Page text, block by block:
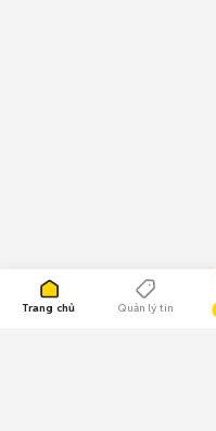
Trang chủ Quản lý tin